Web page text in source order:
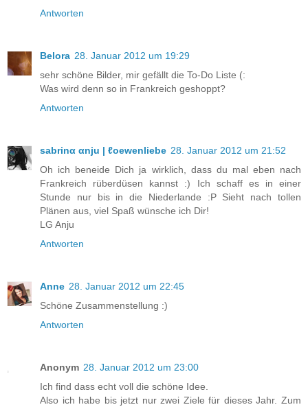
Antworten
Belora 28. Januar 2012 um 19:29
sehr schöne Bilder, mir gefällt die To-Do Liste (:
Was wird denn so in Frankreich geshoppt?
Antworten
sabrinα αnju | ℓoewenliebe 28. Januar 2012 um 21:52
Oh ich beneide Dich ja wirklich, dass du mal eben nach
Frankreich rüberdüsen kannst :) Ich schaff es in einer
Stunde nur bis in die Niederlande :P Sieht nach tollen
Plänen aus, viel Spaß wünsche ich Dir!
LG Anju
Antworten
Anne 28. Januar 2012 um 22:45
Schöne Zusammenstellung :)
Antworten
Anonym 28. Januar 2012 um 23:00
Ich find dass echt voll die schöne Idee.
Also ich habe bis jetzt nur zwei Ziele für dieses Jahr. Zum